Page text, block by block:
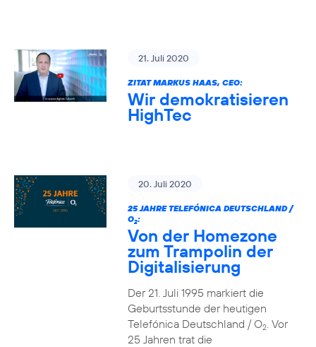
21. Juli 2020
ZITAT MARKUS HAAS, CEO:
Wir demokratisieren
HighTec
20. Juli 2020
25 JAHRE TELEFÓNICA DEUTSCHLAND /
O2:
Von der Homezone
zum Trampolin der
Digitalisierung
Der 21. Juli 1995 markiert die
Geburtsstunde der heutigen
Telefónica Deutschland / O2. Vor
25 Jahren trat die